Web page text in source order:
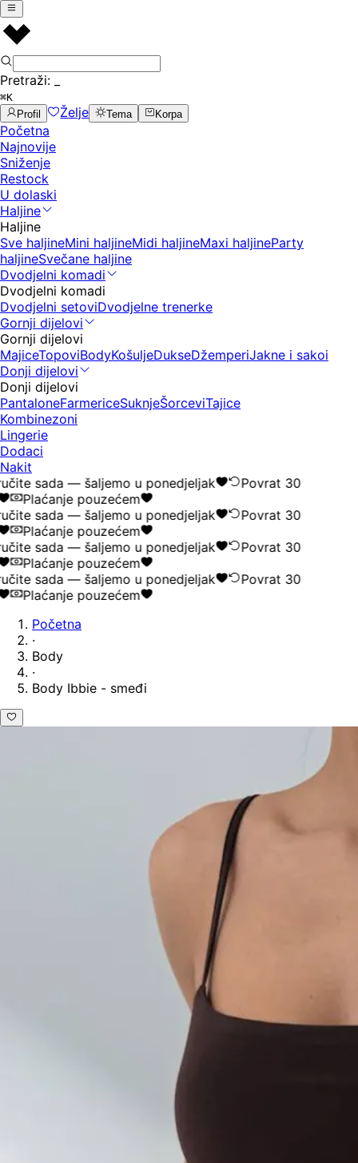
Pretraži:
⌘K
Profil
Želje Tema Korpa
Početna
Najnovije
Sniženje
Restock
U dolaski
Haljine
Haljine
Sve haljineMini haljineMidi haljineMaxi haljineParty
haljineSvečane haljine
Dvodjelni komadi
Dvodjelni komadi
Dvodjelni setoviDvodjelne trenerke
Gornji dijelovi
Gornji dijelovi
MajiceTopoviBodyKošuljeDukseDžemperiJakne i sakoi
Donji dijelovi
Donji dijelovi
PantaloneFarmericeSuknjeŠorceviTajice
Kombinezoni
Lingerie
Dodaci
Nakit
sada — šaljemo u ponedjeljak
Povrat 30
Plaćanje pouzećem
sada — šaljemo u ponedjeljak
Povrat 30
Plaćanje pouzećem
sada — šaljemo u ponedjeljak
Povrat 30
Plaćanje pouzećem
sada — šaljemo u ponedjeljak
Povrat 30
Plaćanje pouzećem
Početna
·
Body
·
Body Ibbie - smeđi